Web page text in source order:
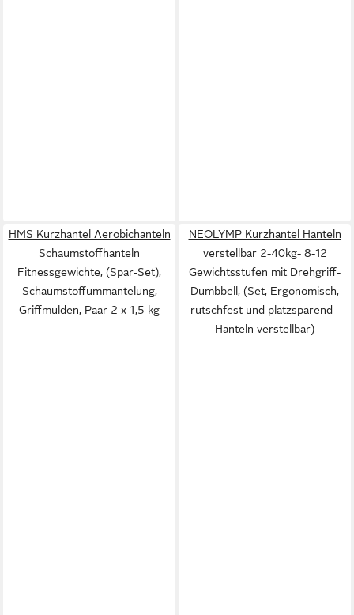
HMS Kurzhantel Aerobichanteln
Schaumstoffhanteln
Fitnessgewichte, (Spar-Set),
Schaumstoffummantelung,
Griffmulden, Paar 2 x 1,5 kg
NEOLYMP Kurzhantel Hanteln
verstellbar 2-40kg- 8-12
Gewichtsstufen mit Drehgriff-
Dumbbell, (Set, Ergonomisch,
rutschfest und platzsparend -
Hanteln verstellbar)